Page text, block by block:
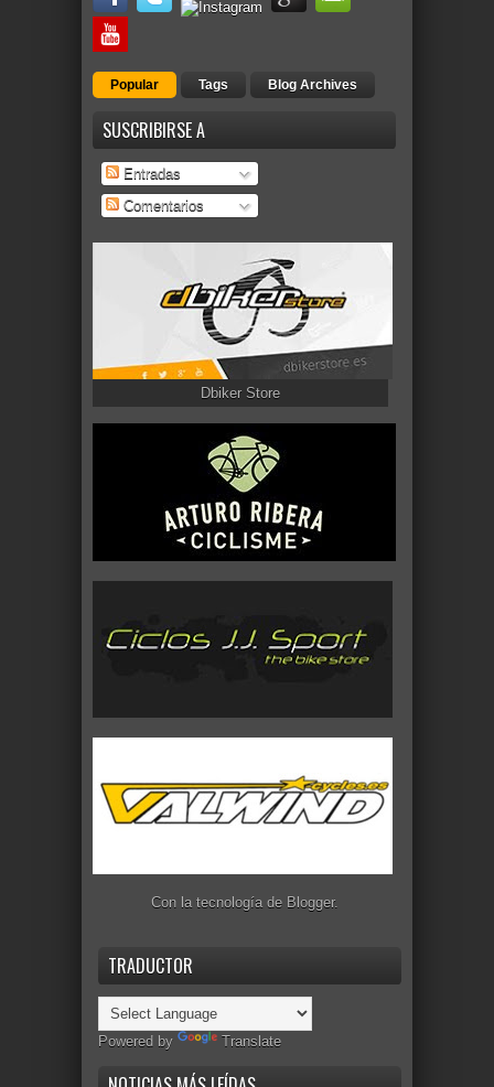
Popular Tags Blog Archives
SUSCRIBIRSE A
Entradas
Comentarios
Dbiker Store
Con la tecnología de Blogger.
TRADUCTOR
Powered by Translate